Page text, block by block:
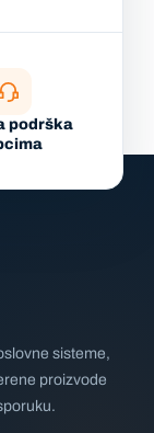
podrška
sisteme,
proizvode